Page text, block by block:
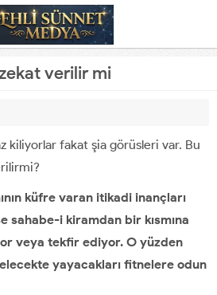
verilir mi
kiliyorlar fakat şia görüsleri var. Bu
küfre varan itikadi inançları
sahabe-i kiramdan bir kısmına
veya tekfir ediyor. O yüzden
yayacakları fitnelere odun